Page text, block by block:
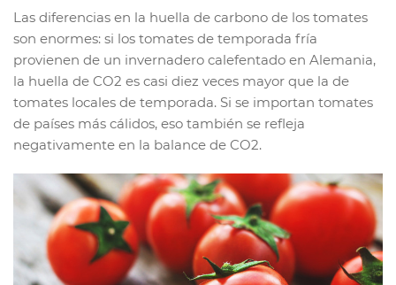
Las diferencias en la huella de carbono de los tomates
son enormes: si los tomates de temporada fría
provienen de un invernadero calefentado en Alemania,
la huella de CO2 es casi diez veces mayor que la de
tomates locales de temporada. Si se importan tomates
de países más cálidos, eso también se refleja
negativamente en la balance de CO2.